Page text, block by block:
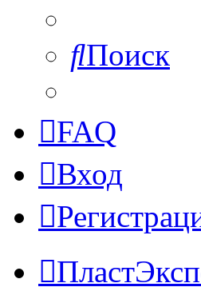
Поиск
FAQ
Вход